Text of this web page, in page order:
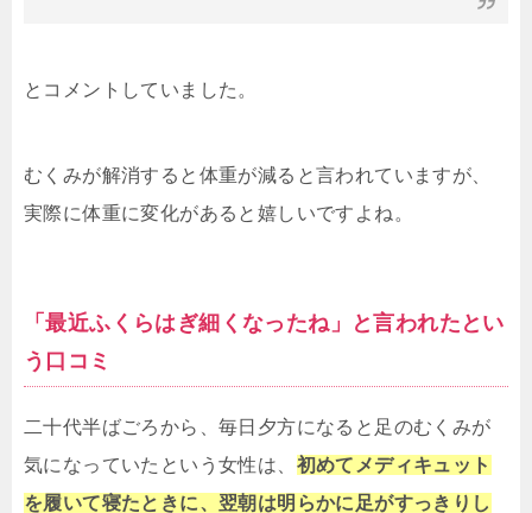
とコメントしていました。
むくみが解消すると体重が減ると言われていますが、
実際に体重に変化があると嬉しいですよね。
「最近ふくらはぎ細くなったね」と言われたとい
う口コミ
二十代半ばごろから、毎日夕方になると足のむくみが
気になっていたという女性は、 初めてメディキュット
を履いて寝たときに、翌朝は明らかに足がすっきりし